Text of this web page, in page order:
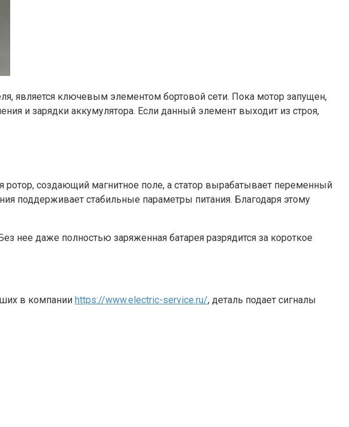
является ключевым элементом бортовой сети. Пока мотор запущен,
и зарядки аккумулятора. Если данный элемент выходит из строя,
ротор, создающий магнитное поле, а статор вырабатывает переменный
поддерживает стабильные параметры питания. Благодаря этому
нее даже полностью заряженная батарея разрядится за короткое
в компании https://www.electric-service.ru/, деталь подает сигналы